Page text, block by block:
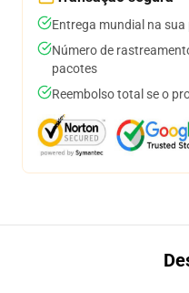
Entrega mundial na sua
Número de
pacotes
Reembolso total se o